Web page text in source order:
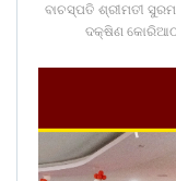
ବାଚସ୍ପତି ଶ୍ରୀମତୀ
ଦକ୍ଷିଣ